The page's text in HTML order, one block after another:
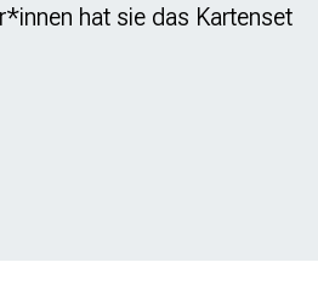
hat sie das Kartenset